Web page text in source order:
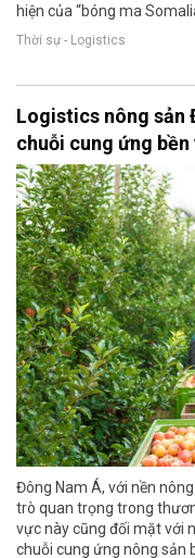
hiện của “bóng ma
Thời sự - Logistics
Logistics nông sản
chuỗi cung ứng bền
Đông Nam Á, với nền
trò quan trọng trong
vực này cũng đối mặt với
chuỗi cung ứng nông sản